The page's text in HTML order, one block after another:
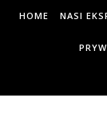
HOME NASI